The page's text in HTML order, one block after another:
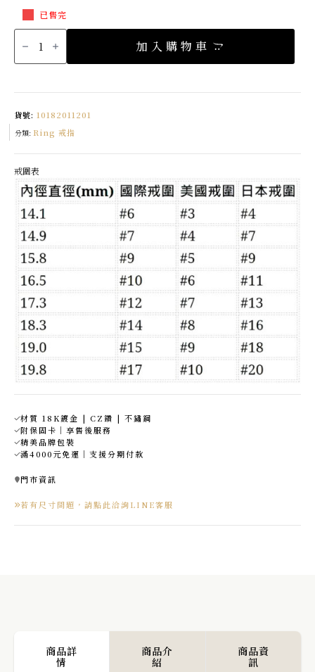
已售完
Georgette
鑽
Made
數
加入購物車
貨號: 10182011201
分類: Ring 戒指
戒圍表
材質 18K鍍金 | CZ鑽 | 不鏽鋼
附保固卡｜享售後服務
精美品牌包裝
滿4000元免運｜支援分期付款
門市資訊
若有尺寸問題，請點此洽詢LINE客服
商品詳
情
商品介
紹
商品資
訊